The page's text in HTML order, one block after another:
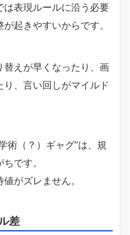
は表現ルールに沿う必要
起きやすいからです。
えが早くなったり、画
、言い回しがマイルド
術（？）ギャグ”は、規
です。
がズレません。
差